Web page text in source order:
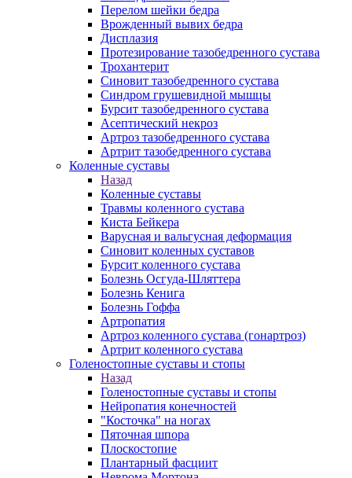
Перелом шейки бедра
Врожденный вывих бедра
Дисплазия
Протезирование тазобедренного сустава
Трохантерит
Синовит тазобедренного сустава
Синдром грушевидной мышцы
Бурсит тазобедренного сустава
Асептический некроз
Артроз тазобедренного сустава
Артрит тазобедренного сустава
Коленные суставы
Назад
Коленные суставы
Травмы коленного сустава
Киста Бейкера
Варусная и вальгусная деформация
Синовит коленных суставов
Бурсит коленного сустава
Болезнь Осгуда-Шляттера
Болезнь Кенига
Болезнь Гоффа
Артропатия
Артроз коленного сустава (гонартроз)
Артрит коленного сустава
Голеностопные суставы и стопы
Назад
Голеностопные суставы и стопы
Нейропатия конечностей
"Косточка" на ногах
Пяточная шпора
Плоскостопие
Плантарный фасциит